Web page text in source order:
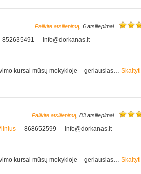
Palikite atsiliepimą , 6 atsiliepimai
852635491
info@dorkanas.lt
kursai mūsų mokykloje – geriausias… Skaityti
Palikite atsiliepimą , 83 atsiliepimai
868652599
info@dorkanas.lt
kursai mūsų mokykloje – geriausias… Skaityti